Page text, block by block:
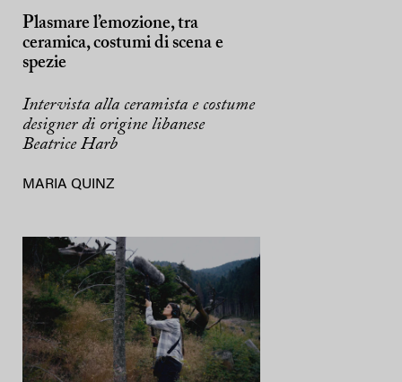
Plasmare l’emozione, tra
ceramica, costumi di scena e
spezie
Intervista alla ceramista e costume
designer di origine libanese
Beatrice Harb
MARIA QUINZ